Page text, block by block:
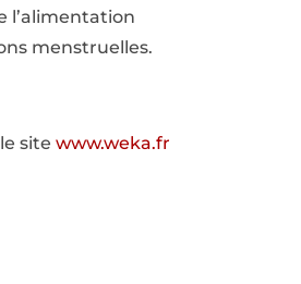
l’alimentation
menstruelles.
site www.weka.fr